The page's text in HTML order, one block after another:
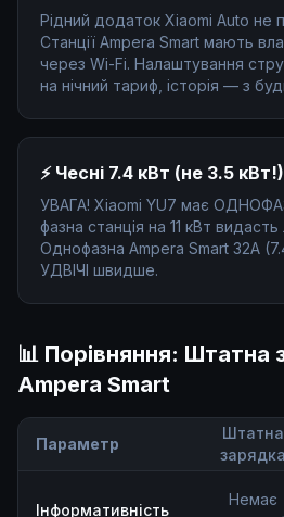
Рідний додаток Xiaomi Auto не
Станції Ampera Smart мають
через Wi-Fi. Налаштування
на нічний тариф, історія — з
⚡ Чесні 7.4 кВт (не 3.5 кВт!)
УВАГА! Xiaomi YU7 має
фазна станція на 11 кВт
Однофазна Ampera Smart 32A
УДВІЧІ швидше.
📊 Порівняння: Штатна
Ampera Smart
Параметр
Штатна
зарядка
Інформативність
Немає